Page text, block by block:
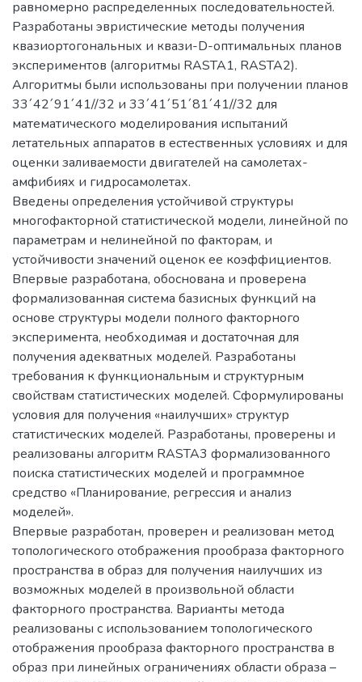
равномерно распределенных последовательностей.
Разработаны эвристические методы получения
квазиортогональных и квази-D-оптимальных планов
экспериментов (алгоритмы RASTA1, RASTA2).
Алгоритмы были использованы при получении планов
33´42´91´41//32 и 33´41´51´81´41//32 для
математического моделирования испытаний
летательных аппаратов в естественных условиях и для
оценки заливаемости двигателей на самолетах-
амфибиях и гидросамолетах.
Введены определения устойчивой структуры
многофакторной статистической модели, линейной по
параметрам и нелинейной по факторам, и
устойчивости значений оценок ее коэффициентов.
Впервые разработана, обоснована и проверена
формализованная система базисных функций на
основе структуры модели полного факторного
эксперимента, необходимая и достаточная для
получения адекватных моделей. Разработаны
требования к функциональным и структурным
свойствам статистических моделей. Сформулированы
условия для получения «наилучших» структур
статистических моделей. Разработаны, проверены и
реализованы алгоритм RASTA3 формализованного
поиска статистических моделей и программное
средство «Планирование, регрессия и анализ
моделей».
Впервые разработан, проверен и реализован метод
топологического отображения прообраза факторного
пространства в образ для получения наилучших из
возможных моделей в произвольной области
факторного пространства. Варианты метода
реализованы с использованием топологического
отображения прообраза факторного пространства в
образ при линейных ограничениях области образа –